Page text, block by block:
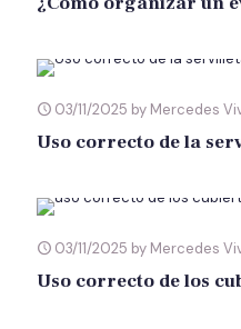
03/11/2025 by Mercedes
Uso correcto de la
03/11/2025 by Mercedes
Uso correcto de los